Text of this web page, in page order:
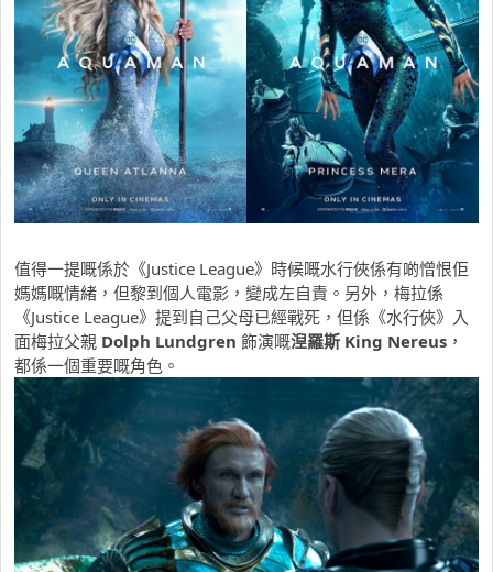
值得一提嘅係於《Justice League》時候嘅水行俠係有啲憎恨佢
媽媽嘅情緒，但黎到個人電影，變成左自責。另外，梅拉係
《Justice League》提到自己父母已經戰死，但係《水行俠》入
面梅拉父親 Dolph Lundgren 飾演嘅湼羅斯 King Nereus ，
都係一個重要嘅角色。